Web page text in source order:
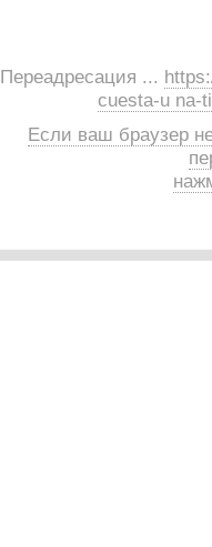
Переадресация ...
cuesta-u na-
Если ваш браузер